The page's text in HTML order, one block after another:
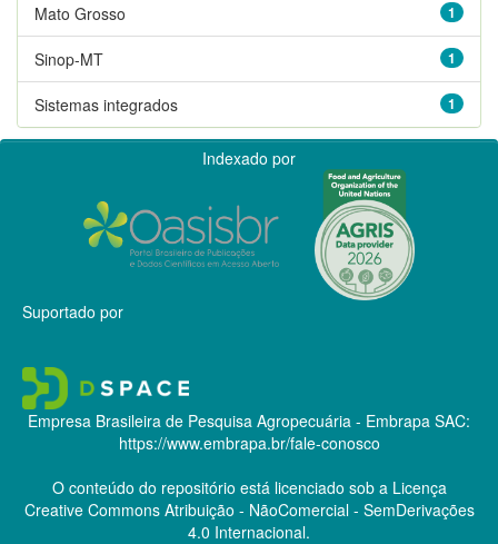
1
Mato Grosso
1
Sinop-MT
1
Sistemas integrados
Indexado por
Suportado por
Empresa Brasileira de Pesquisa Agropecuária - Embrapa SAC:
https://www.embrapa.br/fale-conosco
O conteúdo do repositório está licenciado sob a Licença
Creative CommonsAtribuição - NãoComercial - SemDerivações
4.0 Internacional.